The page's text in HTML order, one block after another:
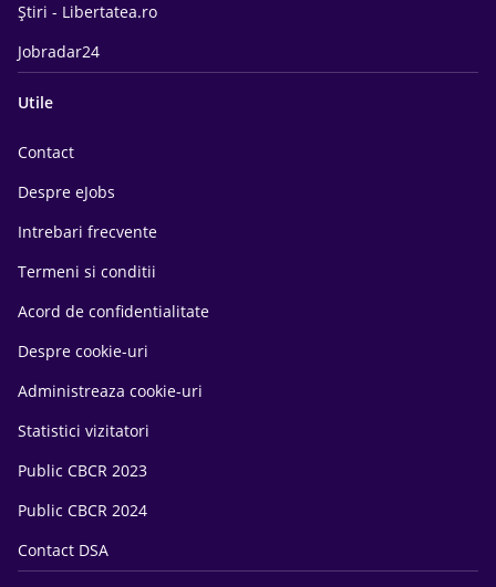
Știri - Libertatea.ro
Jobradar24
Utile
Contact
Despre eJobs
Intrebari frecvente
Termeni si conditii
Acord de confidentialitate
Despre cookie-uri
Administreaza cookie-uri
Statistici vizitatori
Public CBCR 2023
Public CBCR 2024
Contact DSA